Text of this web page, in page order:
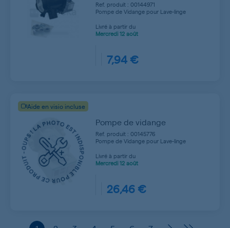
Ref. produit : 00144971
Pompe de Vidange pour Lave-linge
Livré à partir du
Mercredi 12 août
7,94 €
Aide en visio incluse
Pompe de vidange
Ref. produit : 00145776
Pompe de Vidange pour Lave-linge
Livré à partir du
Mercredi 12 août
26,46 €